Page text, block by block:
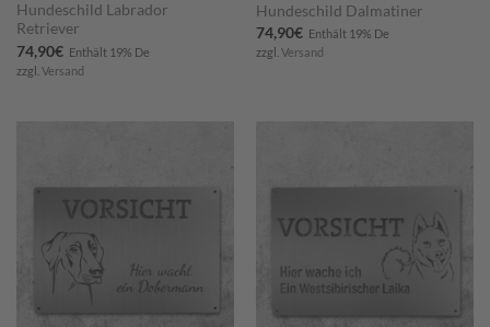
Hundeschild Labrador
Retriever
74,90€ Enthält 19% De
zzgl. Versand
Hundeschild Dalmatiner
74,90€ Enthält 19% De
zzgl. Versand
Merkzettel
hinzufügen
Merkzettel